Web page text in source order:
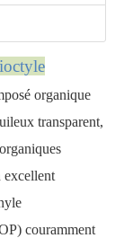
organique
transparent,
excellent
couramment